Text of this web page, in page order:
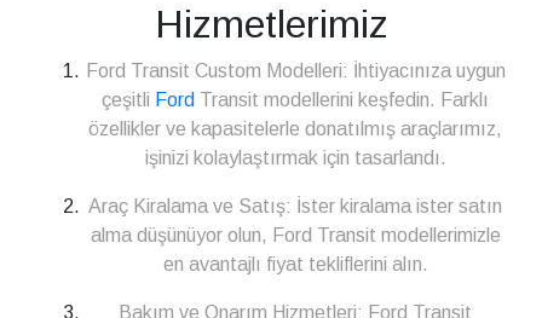
Hizmetlerimiz
Ford Transit Custom Modelleri: İhtiyacınıza uygun
çeşitli Ford Transit modellerini keşfedin. Farklı
özellikler ve kapasitelerle donatılmış araçlarımız,
işinizi kolaylaştırmak için tasarlandı.
Araç Kiralama ve Satış: İster kiralama ister satın
alma düşünüyor olun, Ford Transit modellerimizle
en avantajlı fiyat tekliflerini alın.
Bakım ve Onarım Hizmetleri: Ford Transit